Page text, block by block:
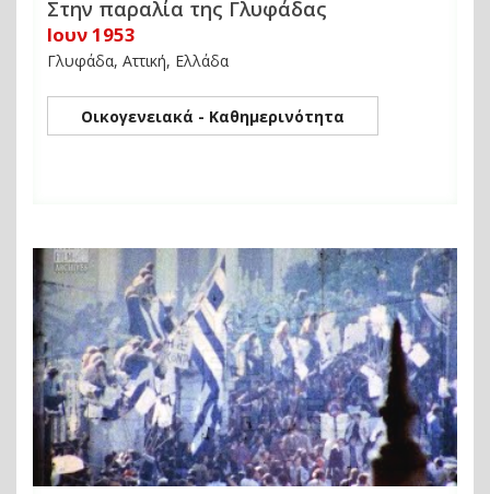
Στην παραλία της Γλυφάδας
Ιουν 1953
Γλυφάδα, Αττική, Ελλάδα
Οικογενειακά - Καθημερινότητα